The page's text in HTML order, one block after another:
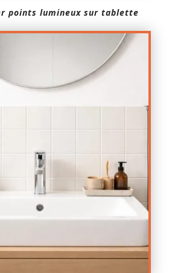
points lumineux sur tablette